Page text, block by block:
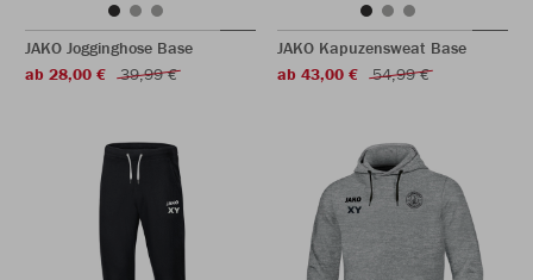
JAKO Jogginghose Base
ab 28,00 €
39,99 €
JAKO Kapuzensweat Base
ab 43,00 €
54,99 €